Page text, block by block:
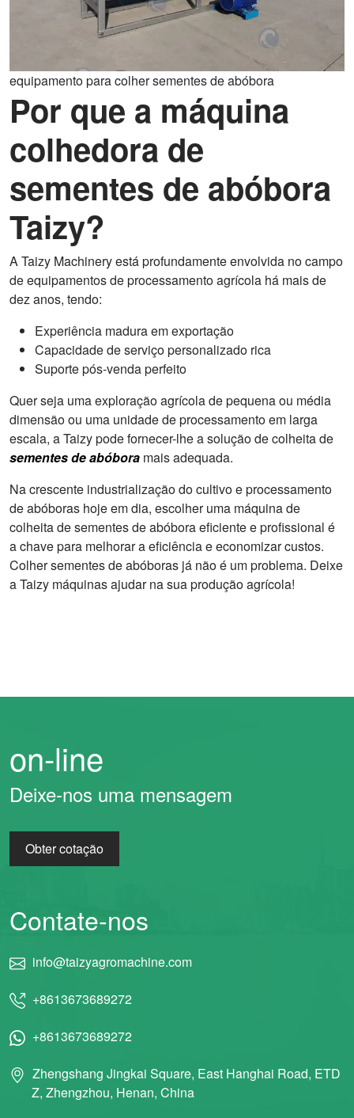
equipamento para colher sementes de abóbora
Por que a máquina
colhedora de
sementes de abóbora
Taizy?
A Taizy Machinery está profundamente envolvida no campo
de equipamentos de processamento agrícola há mais de
dez anos, tendo:
Experiência madura em exportação
Capacidade de serviço personalizado rica
Suporte pós-venda perfeito
Quer seja uma exploração agrícola de pequena ou média
dimensão ou uma unidade de processamento em larga
escala, a Taizy pode fornecer-lhe a solução de colheita de
sementes de abóbora mais adequada.
Na crescente industrialização do cultivo e processamento
de abóboras hoje em dia, escolher uma máquina de
colheita de sementes de abóbora eficiente e profissional é
a chave para melhorar a eficiência e economizar custos.
Colher sementes de abóboras já não é um problema. Deixe
a Taizy máquinas ajudar na sua produção agrícola!
on-line
Deixe-nos uma mensagem
Obter cotação
Contate-nos
info@taizyagromachine.com
+8613673689272
+8613673689272
Zhengshang Jingkai Square, East Hanghai Road, ETD
Z, Zhengzhou, Henan, China